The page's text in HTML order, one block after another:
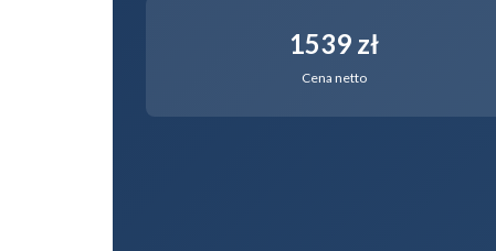
1539 zł
Cena netto